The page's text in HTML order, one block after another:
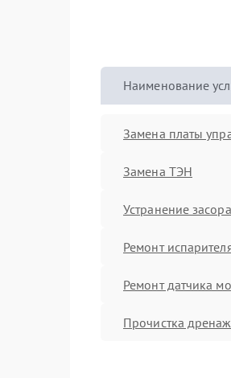
Наименование
Замена платы
Замена ТЭН
Устранение
Ремонт
Ремонт датчика
Прочистка